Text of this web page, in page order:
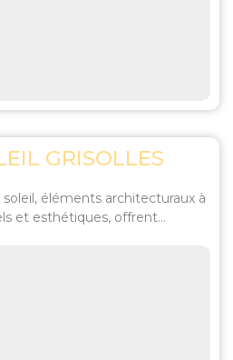
GRISOLLES
éléments architecturaux à
et esthétiques, offrent...